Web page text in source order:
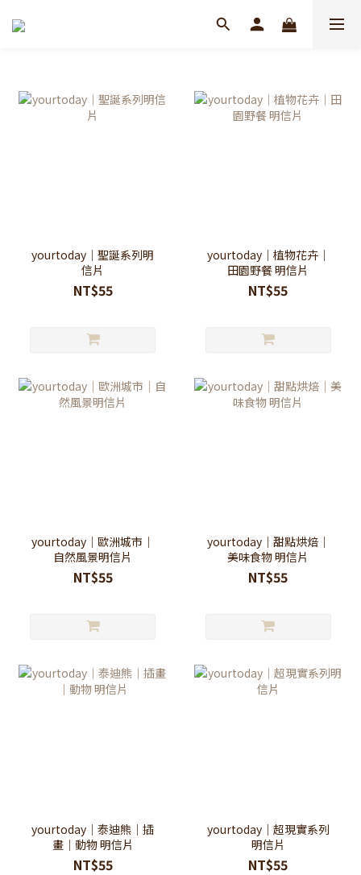
yourtoday｜聖誕系列明
信片
NT$55
yourtoday｜植物花卉｜
田園野餐 明信片
NT$55
yourtoday｜歐洲城市｜
自然風景明信片
NT$55
yourtoday｜甜點烘焙｜
美味食物 明信片
NT$55
yourtoday｜泰迪熊｜插
畫｜動物 明信片
NT$55
yourtoday｜超現實系列
明信片
NT$55